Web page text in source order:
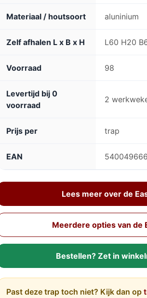
Materiaal / houtsoort aluninium
Zelf afhalen L x B x H L60 H20
Voorraad 98
Levertijd bij 0
voorraad
2
Prijs per trap
EAN
Lees meer over de
Meerdere opties van de
Bestellen? Zet in
Past deze trap toch niet? Kijk dan op